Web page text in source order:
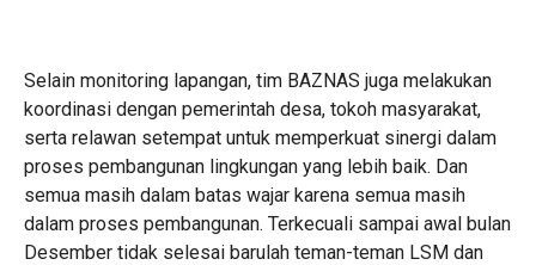
Selain monitoring lapangan, tim BAZNAS juga melakukan
koordinasi dengan pemerintah desa, tokoh masyarakat,
serta relawan setempat untuk memperkuat sinergi dalam
proses pembangunan lingkungan yang lebih baik. Dan
semua masih dalam batas wajar karena semua masih
dalam proses pembangunan. Terkecuali sampai awal bulan
Desember tidak selesai barulah teman-teman LSM dan